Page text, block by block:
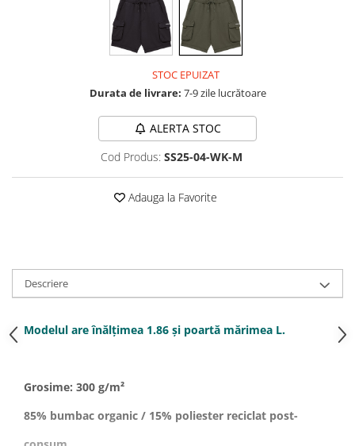
STOC EPUIZAT
Durata de livrare: 7-9 zile lucrătoare
ALERTA STOC
Cod Produs: SS25-04-WK-M
Adauga la Favorite
Descriere
Modelul are înălțimea 1.86 și poartă mărimea L.
Grosime: 300 g/m²
85% bumbac organic / 15% poliester reciclat post-